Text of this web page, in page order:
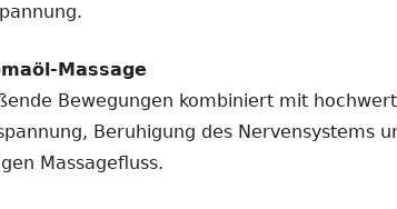
Massage
Bewegungen kombiniert mit
Beruhigung des Nervensystems
Massagefluss.